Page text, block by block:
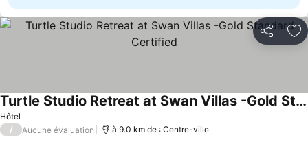
Partager
Hôtel
Turtle Studio Retreat at Swan Villas -Gold Standard Certified
/ Aucune évaluation à 9.0 km de : Centre-ville